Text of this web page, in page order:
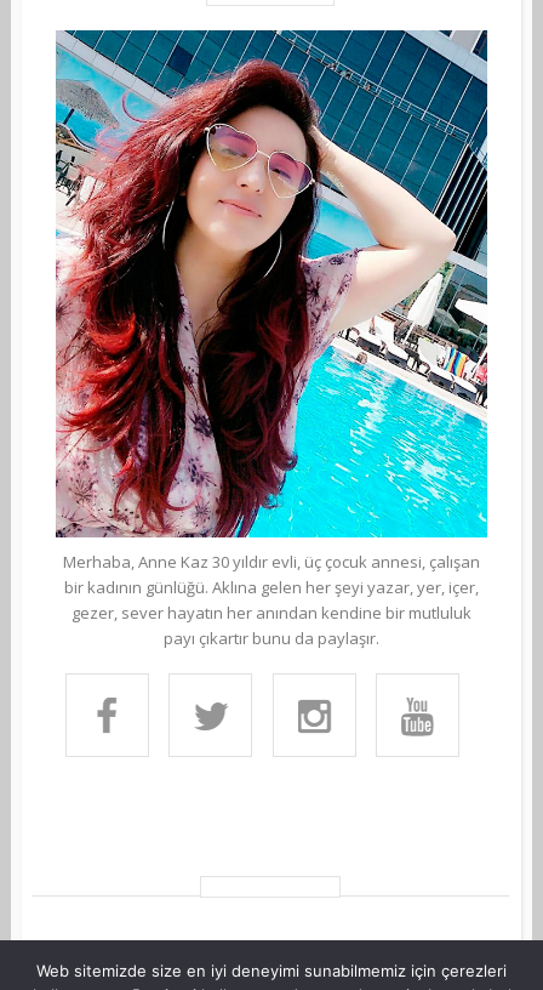
Merhaba, Anne Kaz 30 yıldır evli, üç çocuk annesi, çalışan
bir kadının günlüğü. Aklına gelen her şeyi yazar, yer, içer,
gezer, sever hayatın her anından kendine bir mutluluk
payı çıkartır bunu da paylaşır.
Web sitemizde size en iyi deneyimi sunabilmemiz için çerezleri